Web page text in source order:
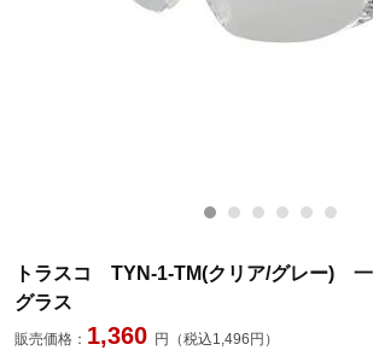
トラスコ TYN-1-TM(クリア/グレー) 一
グラス
販売価格： 1,360 円（税込1,496円）